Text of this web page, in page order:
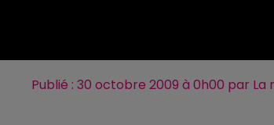
Publié : 30 octobre 2009 à 0h00 par La